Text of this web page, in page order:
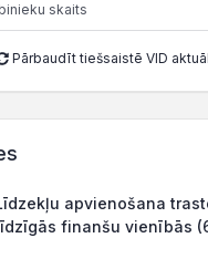
skaits
Pārbaudīt tiešsaistē VID
apvienošana
finanšu vienībās